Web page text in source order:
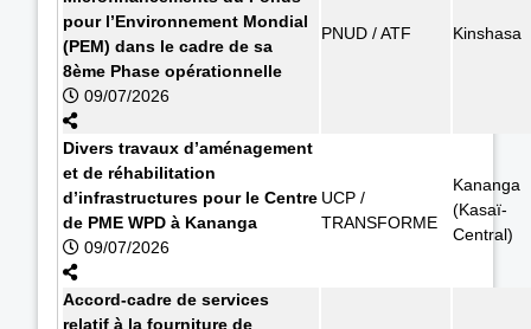
pour l’Environnement Mondial
(PEM) dans le cadre de sa
8ème Phase opérationnelle
09/07/2026
PNUD / ATF Kinshasa
Divers travaux d’aménagement
et de réhabilitation
d’infrastructures pour le Centre
de PME WPD à Kananga
09/07/2026
UCP /
TRANSFORME
Kananga
(Kasaï-
Central)
Accord-cadre de services
relatif à la fourniture de